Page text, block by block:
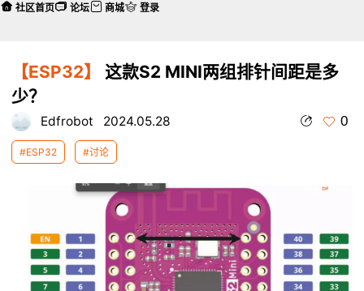
【ESP32】
这款S2 MINI两组排针间距是多
少？
Edfrobot 2024.05.28 0
#ESP32 #讨论
社区首页 论坛 商城 登录